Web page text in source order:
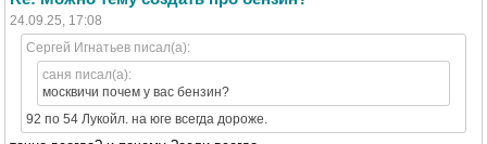
24.09.25, 17:08
Сергей Игнатьев писал(а):
саня писал(а):
москвичи почем у вас бензин?
92 по 54 Лукойл. на юге всегда дороже.